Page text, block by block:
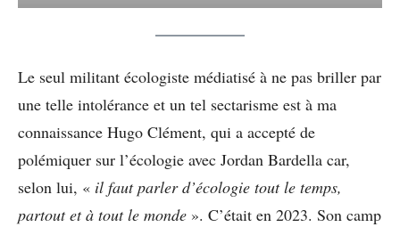
Le seul militant écologiste médiatisé à ne pas briller par
une telle intolérance et un tel sectarisme est à ma
connaissance Hugo Clément, qui a accepté de
polémiquer sur l’écologie avec Jordan Bardella car,
selon lui, « il faut parler d’écologie tout le temps,
partout et à tout le monde ». C’était en 2023. Son camp